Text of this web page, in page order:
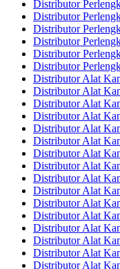
Distributor
Distributor
Distributor
Distributor
Distributor
Distributor
Distributor Alat
Distributor Alat
Distributor Alat
Distributor Alat
Distributor Alat
Distributor Alat
Distributor Alat
Distributor Alat
Distributor Alat
Distributor Alat
Distributor Alat
Distributor Alat
Distributor Alat
Distributor Alat
Distributor Alat
Distributor Alat